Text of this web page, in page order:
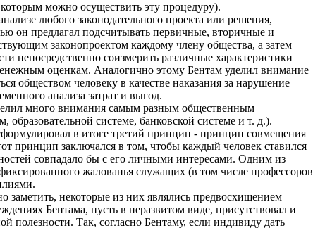
можно осуществить эту процедуру).
любого законодательного проекта или решения,
он предлагал подсчитывать первичные, вторичные и
законопроектом каждому члену общества, а затем
непосредственно соизмерить различные характеристики
оценкам. Аналогично этому Бентам уделил внимание
обществом человеку в качестве наказания за нарушение
анализа затрат и выгод.
много внимания самым разным общественным
системе, банковской системе и т. д.).
в итоге третий принцип - принцип совмещения
принцип заключался в том, чтобы каждый человек ставился
совпадало бы с его личными интересами. Одним из
жалованья служащих (в том числе профессоров
заметить, некоторые из них являлись предвосхищением
Бентама, пусть в неразвитом виде, присутствовал и
полезности. Так, согласно Бентаму, если индивиду дать